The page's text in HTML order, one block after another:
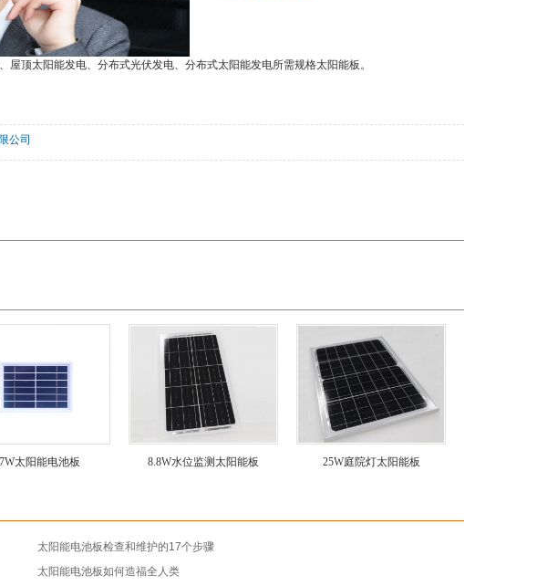
顶太阳能发电、分布式光伏发电、分布式太阳能发电所需规格太阳能板。
公司
太阳能电池板 8.8W水位监测太阳能板 25W庭院灯太阳能板
太阳能电池板检查和维护的17个步骤
‌太阳能电池板如何造福全人类